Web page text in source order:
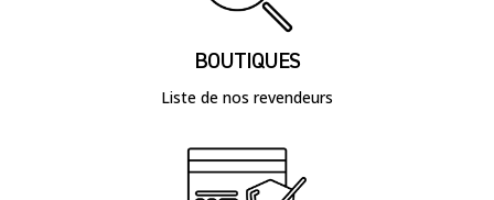
BOUTIQUES
Liste de nos revendeurs